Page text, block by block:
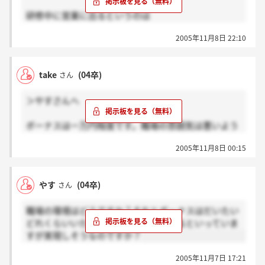
研修中に営業に出るというのは
2005年11月8日 22:10
take さん (04卒)
＞やすさんへ
ボーナスは一万円程度です。職場の雰囲気は悪いよう
人が多かったようにおもいます。入社するとすぐ即戦
でるのでやっていることはめちゃだと思います。上場
に関しては程遠いでしょう。自己資本比率の関係で
しょう。一度ひっかかると振り出しにもどるのでいつ
になるかはわかりません。
2005年11月8日 00:15
やす さん (04卒)
職場の環境はどうですか？それとボーナスはだいたい
どれくらいいただきましたか？上場するといっていま
すが実現しそうなのですか？
2005年11月7日 17:21